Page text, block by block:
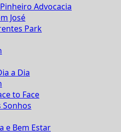
Advocacia
José
Park
a Dia
to Face
Sonhos
e Bem Estar